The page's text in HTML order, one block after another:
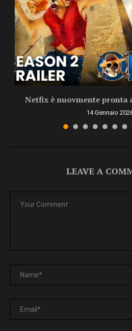
Netfix è nuovmente pronta
14 Gennaio
LEAVE A